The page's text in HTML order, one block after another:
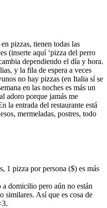
pizzas, tienen todas las
(inserte aquí ‘pizza del perro
dependiendo el día y hora.
y la fila de espera a veces
no hay pizzas (en Italia sí se
en las noches es más un
adoro porque jamás me
la entrada del restaurante está
mermeladas, postres, todo
1 pizza por persona ($) es más
domicilio pero aún no están
similares. Así que es cosa de